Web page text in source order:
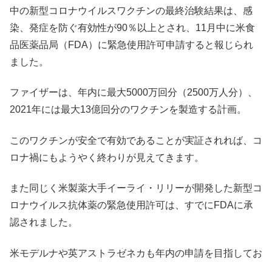
中の新型コロナウイルスワクチンの最終治験結果は、感
染、発症を防ぐ有効性が90％以上とされ、11月中に米食
品医薬品局（FDA）に緊急使用許可申請すると報じられ
ました。
ファイザーは、年内に最大5000万回分（2500万人分）、
2021年には最大13億回分のワクチンを製造する計画。
このワクチンが安全で有効であることが実証されれば、コ
ロナ禍にもようやく終わりが見えてきます。
また同じく米製薬大手イーライ・リリーが開発した新型コ
ロナウイルス抗体薬の緊急使用許可は、すでにFDAに承
認されました。
米モデルナや英アストラゼネカも年内の申請を目指してお